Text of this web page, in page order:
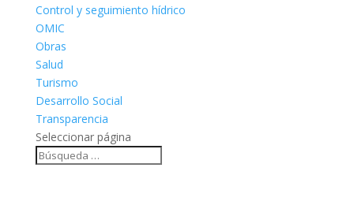
Control y seguimiento hídrico
OMIC
Obras
Salud
Turismo
Desarrollo Social
Transparencia
Seleccionar página